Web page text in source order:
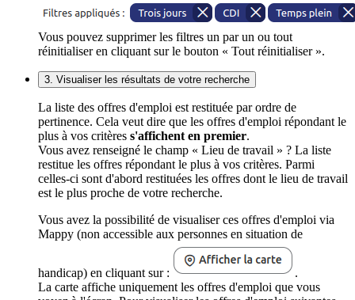
Vous pouvez supprimer les filtres un par un ou tout
réinitialiser en cliquant sur le bouton « Tout réinitialiser ».
3. Visualiser les résultats de votre recherche
La liste des offres d'emploi est restituée par ordre de
pertinence. Cela veut dire que les offres d'emploi répondant le
plus à vos critères s'affichent en premier.
Vous avez renseigné le champ « Lieu de travail » ? La liste
restitue les offres répondant le plus à vos critères. Parmi
celles-ci sont d'abord restituées les offres dont le lieu de travail
est le plus proche de votre recherche.
Vous avez la possibilité de visualiser ces offres d'emploi via
Mappy (non accessible aux personnes en situation de
handicap) en cliquant sur :
.
La carte affiche uniquement les offres d'emploi que vous